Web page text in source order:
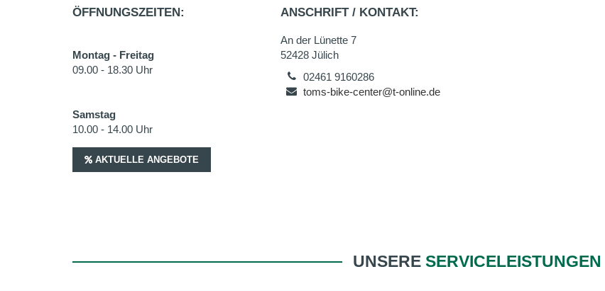
ÖFFNUNGSZEITEN:
Montag - Freitag
09.00 - 18.30 Uhr
Samstag
10.00 - 14.00 Uhr
ANSCHRIFT / KONTAKT:
An der Lünette 7
52428 Jülich
02461 9160286
toms-bike-center@t-online.de
AKTUELLE ANGEBOTE
UNSERE SERVICELEISTUNGEN